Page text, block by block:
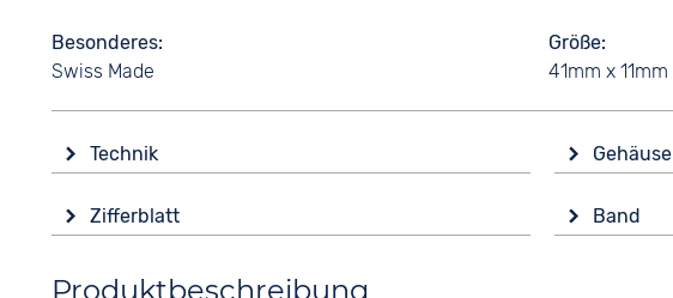
Besonderes
Swiss Made
Größe
41mm x 11mm
Technik
Automatik
Gehäuse
Saphirglas
Zifferblatt
Analog
Band
Produktbeschreibung